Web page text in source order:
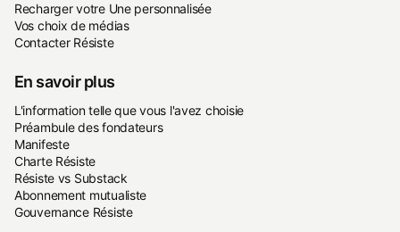
Recharger votre Une personnalisée
Vos choix de médias
Contacter Résiste
En savoir plus
L'information telle que vous l'avez choisie
Préambule des fondateurs
Manifeste
Charte Résiste
Résiste vs Substack
Abonnement mutualiste
Gouvernance Résiste